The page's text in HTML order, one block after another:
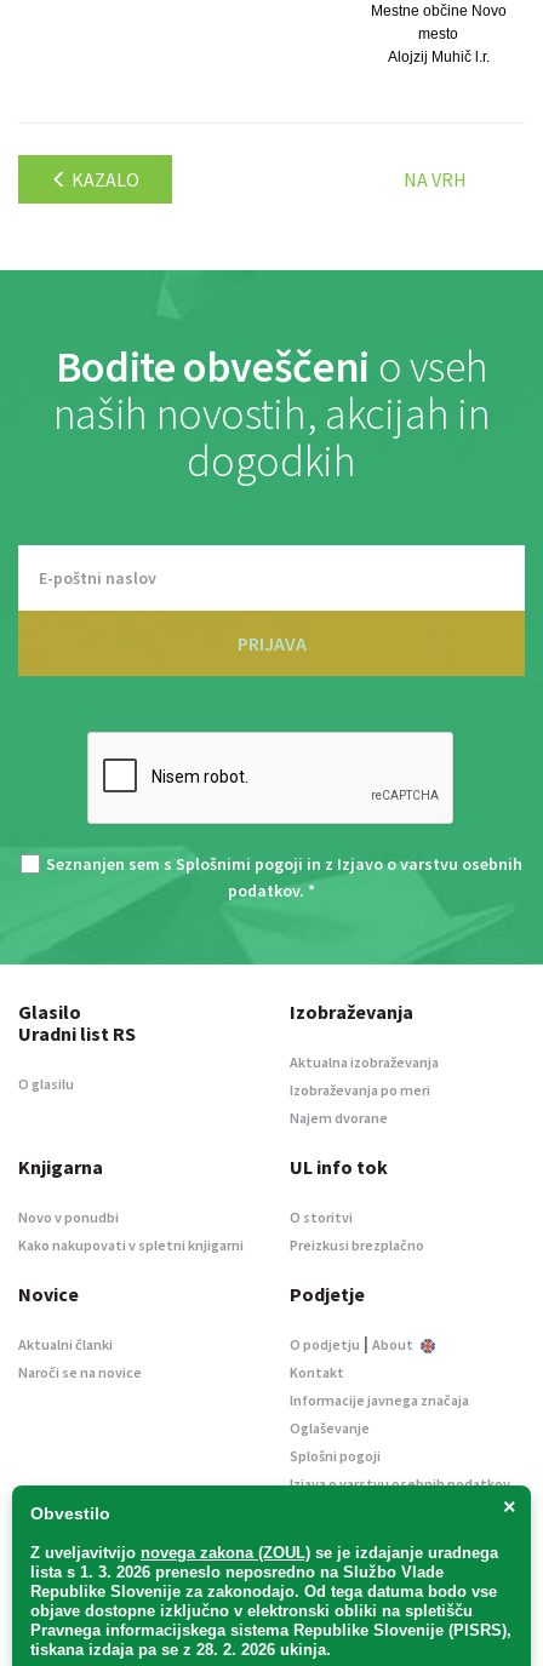
Mestne občine Novo
mesto
Alojzij Muhič l.r.
KAZALO NA VRH
Bodite obveščeni o vseh
naših novostih, akcijah in
dogodkih
PRIJAVA
Seznanjen sem s Splošnimi pogoji in z Izjavo o varstvu osebnih
podatkov. *
×
Obvestilo
Z uveljavitvijo novega zakona (ZOUL) se je izdajanje uradnega
lista s 1. 3. 2026 preneslo neposredno na Službo Vlade
Republike Slovenije za zakonodajo. Od tega datuma bodo vse
objave dostopne izključno v elektronski obliki na spletišču
Pravnega informacijskega sistema Republike Slovenije (PISRS),
tiskana izdaja pa se z 28. 2. 2026 ukinja.
Glasilo
Uradni list RS
O glasilu
Izobraževanja
Aktualna izobraževanja
Izobraževanja po meri
Najem dvorane
Knjigarna
Novo v ponudbi
Kako nakupovati v spletni knjigarni
UL info tok
O storitvi
Preizkusi brezplačno
Novice
Aktualni članki
Naroči se na novice
Podjetje
O podjetju | About
Kontakt
Informacije javnega značaja
Oglaševanje
Splošni pogoji
Izjava o varstvu osebnih podatkov
Uradni list d. o. o. – v likvidaciji / Vse pravice pridržane.